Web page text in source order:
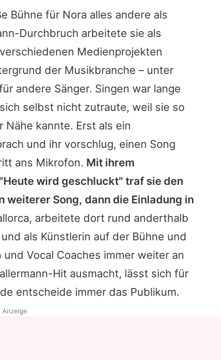
Bühne für Nora alles andere als
Durchbruch arbeitete sie als
Medienprojekten
der Musikbranche – unter
andere Sänger. Singen war lange
selbst nicht zutraute, weil sie so
Nähe kannte. Erst als ein
und ihr vorschlug, einen Song
ans Mikrofon. Mit ihrem
wird geschluckt" traf sie den
weiterer Song, dann die Einladung in
arbeitete dort rund anderthalb
als Künstlerin auf der Bühne und
Vocal Coaches immer weiter an
Hit ausmacht, lässt sich für
entscheide immer das Publikum.
Anzeige